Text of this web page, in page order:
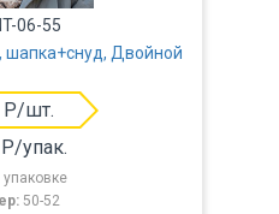
06-55
шапка+снуд, Двойной
шт.
упак.
упаковке
50-52